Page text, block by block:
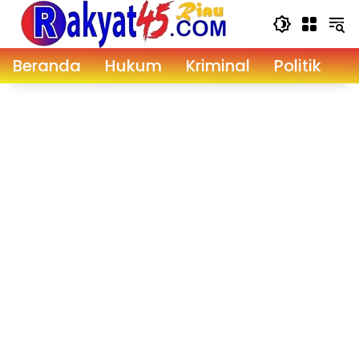
Langsung
konten
Beranda Hukum Kriminal Politik